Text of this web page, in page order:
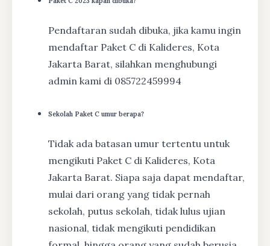
Pendaftaran sudah dibuka, jika kamu ingin
mendaftar Paket C di Kalideres, Kota
Jakarta Barat, silahkan menghubungi
admin kami di 085722459994
Sekolah Paket C umur berapa?
Tidak ada batasan umur tertentu untuk
mengikuti Paket C di Kalideres, Kota
Jakarta Barat. Siapa saja dapat mendaftar,
mulai dari orang yang tidak pernah
sekolah, putus sekolah, tidak lulus ujian
nasional, tidak mengikuti pendidikan